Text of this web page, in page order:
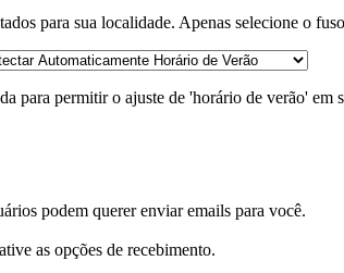
para sua localidade. Apenas selecione o
para permitir o ajuste de 'horário de verão' em
podem querer enviar emails para você.
as opções de recebimento.